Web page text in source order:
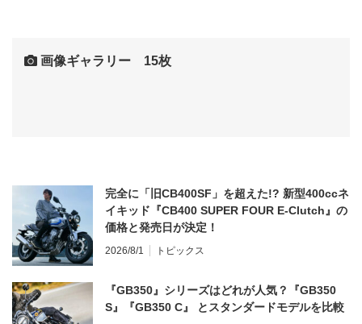
画像ギャラリー 15枚
完全に「旧CB400SF」を超えた!? 新型400ccネ
イキッド『CB400 SUPER FOUR E-Clutch』の
価格と発売日が決定！
2026/8/1 トピックス
『GB350』シリーズはどれが人気？『GB350
S』『GB350 C』 とスタンダードモデルを比較